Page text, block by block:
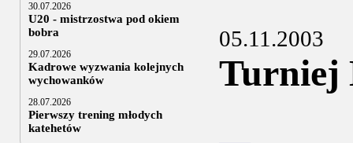
30.07.2026
U20 - mistrzostwa pod okiem
bobra
29.07.2026
Kadrowe wyzwania kolejnych
wychowanków
28.07.2026
Pierwszy trening młodych
katehetów
05.11.2003
Turniej